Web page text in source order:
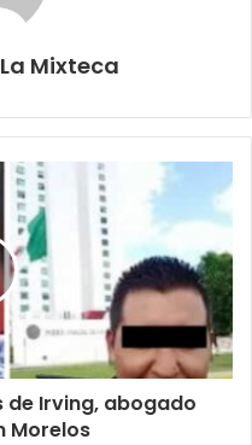
Mixteca
de Irving, abogado
Morelos